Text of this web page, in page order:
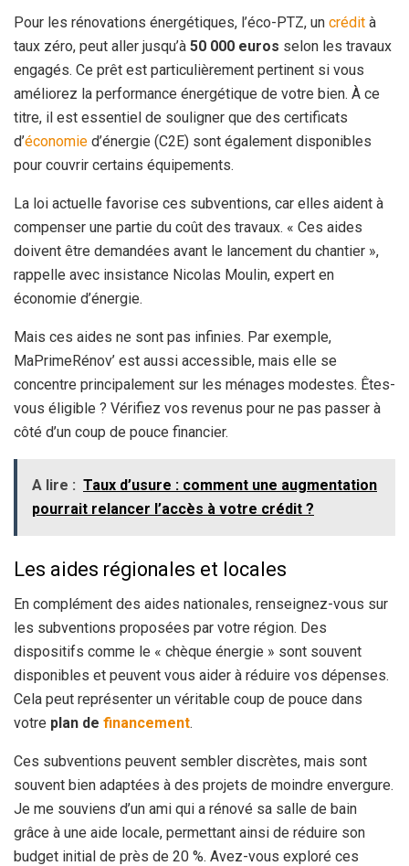
Pour les rénovations énergétiques, l’éco-PTZ, un crédit à
taux zéro, peut aller jusqu’à 50 000 euros selon les travaux
engagés. Ce prêt est particulièrement pertinent si vous
améliorez la performance énergétique de votre bien. À ce
titre, il est essentiel de souligner que des certificats
d’économie d’énergie (C2E) sont également disponibles
pour couvrir certains équipements.
La loi actuelle favorise ces subventions, car elles aident à
compenser une partie du coût des travaux. « Ces aides
doivent être demandées avant le lancement du chantier »,
rappelle avec insistance Nicolas Moulin, expert en
économie d’énergie.
Mais ces aides ne sont pas infinies. Par exemple,
MaPrimeRénov’ est aussi accessible, mais elle se
concentre principalement sur les ménages modestes. Êtes-
vous éligible ? Vérifiez vos revenus pour ne pas passer à
côté d’un coup de pouce financier.
A lire : Taux d’usure : comment une augmentation
pourrait relancer l’accès à votre crédit ?
Les aides régionales et locales
En complément des aides nationales, renseignez-vous sur
les subventions proposées par votre région. Des
dispositifs comme le « chèque énergie » sont souvent
disponibles et peuvent vous aider à réduire vos dépenses.
Cela peut représenter un véritable coup de pouce dans
votre plan de financement.
Ces subventions peuvent sembler discrètes, mais sont
souvent bien adaptées à des projets de moindre envergure.
Je me souviens d’un ami qui a rénové sa salle de bain
grâce à une aide locale, permettant ainsi de réduire son
budget initial de près de 20 %. Avez-vous exploré ces